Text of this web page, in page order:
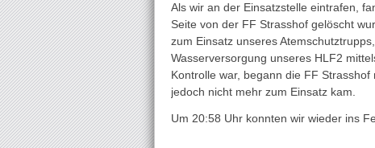
Als wir an der Einsatzstelle eintrafen,
Seite von der FF Strasshof gelöscht
zum Einsatz unseres
Wasserversorgung unseres HLF2
Kontrolle war, begann die FF
jedoch nicht mehr zum Einsatz kam.
Um 20:58 Uhr konnten wir wieder ins